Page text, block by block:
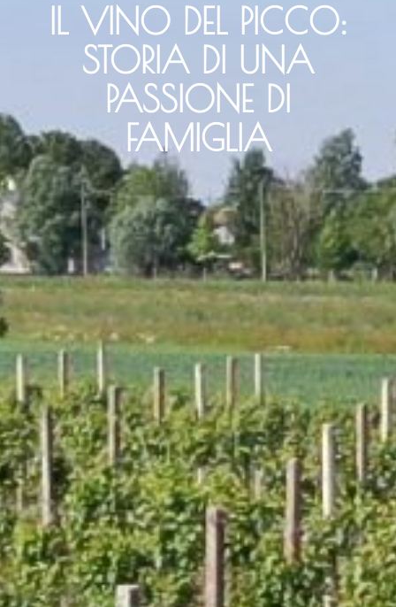
IL VINO DEL PICCO:
STORIA DI UNA
PASSIONE DI
FAMIGLIA